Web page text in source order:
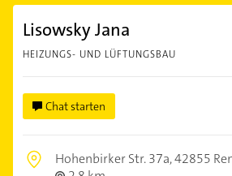
Lisowsky Jana
HEIZUNGS- UND LÜFTUNGSBAU
Chat starten
Hohenbirker Str. 37a,42855